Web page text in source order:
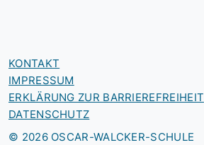
KONTAKT
IMPRESSUM
ERKLÄRUNG ZUR BARRIEREFREIHEIT
DATENSCHUTZ
© 2026 OSCAR-WALCKER-SCHULE